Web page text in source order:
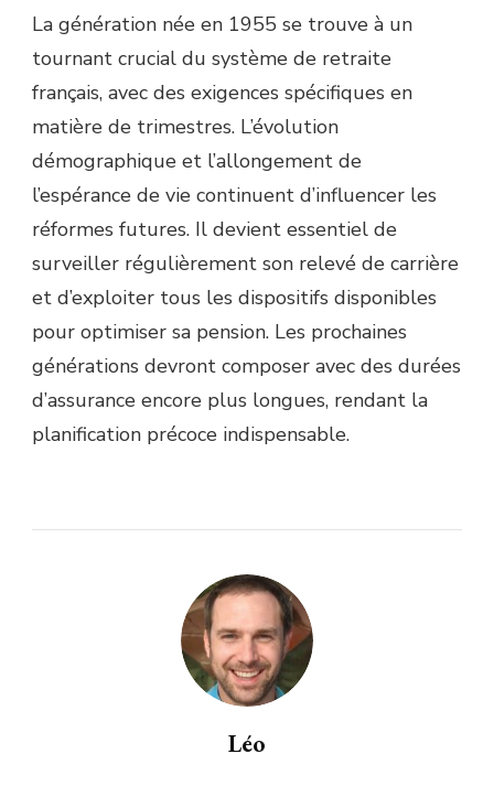
La génération née en 1955 se trouve à un
tournant crucial du système de retraite
français, avec des exigences spécifiques en
matière de trimestres. L’évolution
démographique et l’allongement de
l’espérance de vie continuent d’influencer les
réformes futures. Il devient essentiel de
surveiller régulièrement son relevé de carrière
et d’exploiter tous les dispositifs disponibles
pour optimiser sa pension. Les prochaines
générations devront composer avec des durées
d’assurance encore plus longues, rendant la
planification précoce indispensable.
Léo